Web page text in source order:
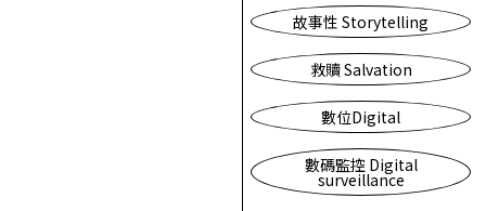
故事性 Storytelling
救贖 Salvation
數位Digital
數碼監控 Digital
surveillance